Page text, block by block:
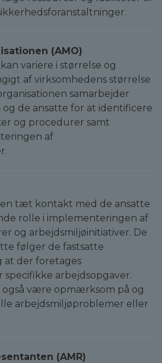
(AMO)
variere i størrelse og
af virksomhedens størrelse
samarbejder
de ansatte for at identificere
og procedurer samt
af
tæt kontakt med de ansatte
rolle i implementeringen af
og arbejdsmiljøinitiativer. De
følger de fastsatte
at der foretages
arbejdsopgaver.
også være opmærksom på og
arbejdsmiljøproblemer eller
(AMR)